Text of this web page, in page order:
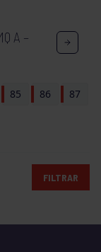
A –
85 86 87
FILTRAR